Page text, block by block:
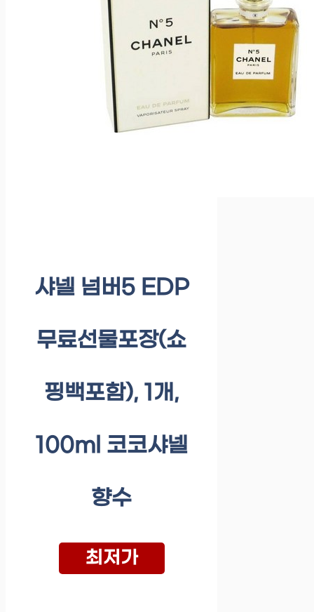
샤넬 넘버5 EDP
무료선물포장(쇼
핑백포함), 1개,
100ml 코코샤넬
향수
최저가